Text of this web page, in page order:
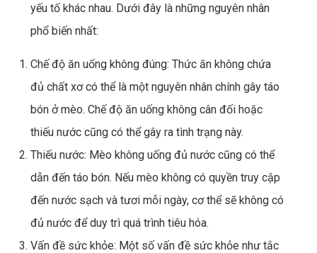
yếu tố khác nhau. Dưới đây là những nguyên nhân
phổ biến nhất:
Chế độ ăn uống không đúng: Thức ăn không chứa
đủ chất xơ có thể là một nguyên nhân chính gây táo
bón ở mèo. Chế độ ăn uống không cân đối hoặc
thiếu nước cũng có thể gây ra tình trạng này.
Thiếu nước: Mèo không uống đủ nước cũng có thể
dẫn đến táo bón. Nếu mèo không có quyền truy cập
đến nước sạch và tươi mỗi ngày, cơ thể sẽ không có
đủ nước để duy trì quá trình tiêu hóa.
Vấn đề sức khỏe: Một số vấn đề sức khỏe như tắc